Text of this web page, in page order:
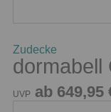
Zudecke
dormabell
UVP ab 649,95